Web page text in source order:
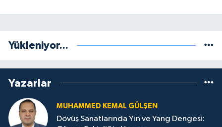
Yükleniyor...
Yazarlar
MUHAMMED KEMAL GÜLŞEN
Dövüş Sanatlarında Yin ve Yang Dengesi: